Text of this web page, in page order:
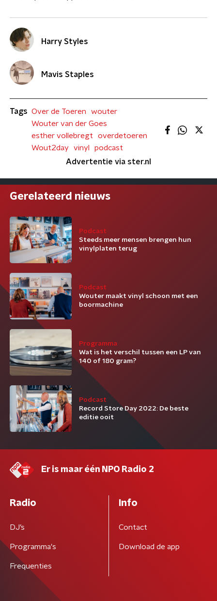
Harry Styles
Mavis Staples
Tags Over de Toeren
wouter
Wouter van der Goes
esther vollebregt
overdetoeren
Wout2day
vinyl
podcast
Advertentie via ster.nl
Gerelateerd nieuws
Podcast
Steeds meer mensen brengen hun
vinylplaten terug
Podcast
Wouter maakt vinyl schoon met een
boormachine
Programma
Wat is het verschil tussen een LP van
140 of 180 gram?
Podcast
Record Store Day 2022: De beste
editie ooit
Er is maar één NPO Radio 2
Radio
DJ’s
Programma's
Frequenties
Info
Contact
Download de app